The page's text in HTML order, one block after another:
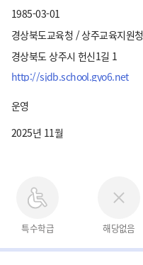
1985-03-01
경상북도교육청 / 상주교육지원청
경상북도 상주시 헌신1길 1
http://sjdb.school.gyo6.net
운영
2025년 11월
특수학급 해당없음